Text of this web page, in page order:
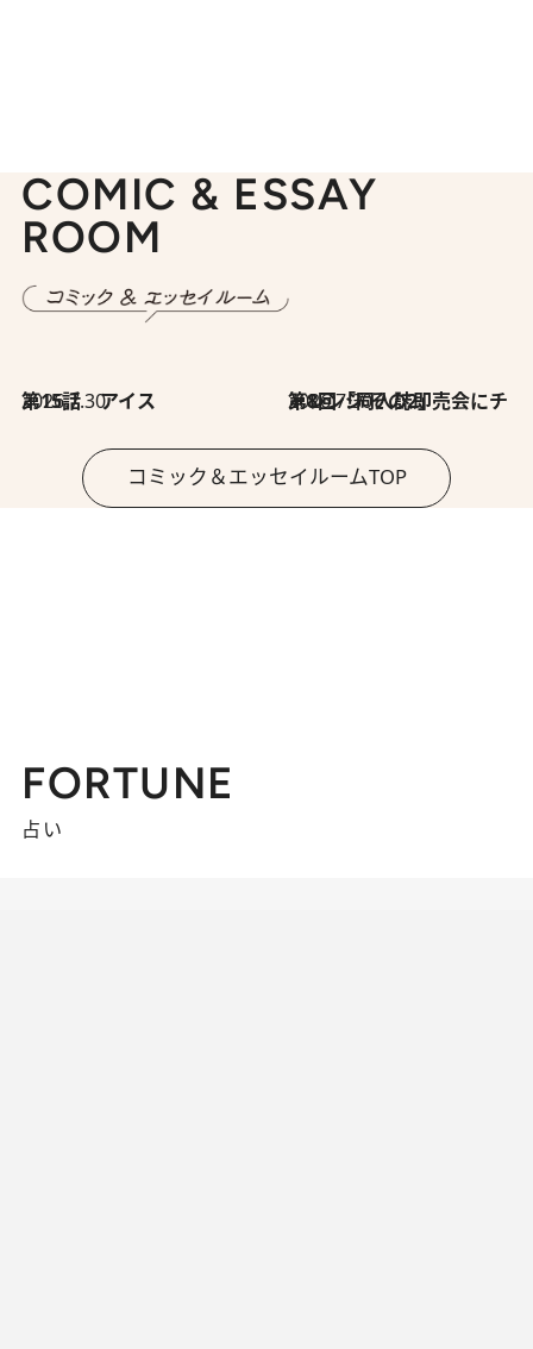
COMIC & ESSAY
ROOM
2026.7.30
第15話 アイス 2026.7.30
第8回「同人誌即売会にチャレンジ その2」
コミック＆エッセイルームTOP
FORTUNE
占い